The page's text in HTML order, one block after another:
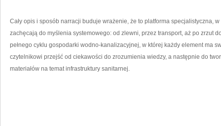
Cały opis i sposób narracji buduje wrażenie, że to platforma specjalistyczna,
zachęcają do myślenia systemowego: od zlewni, przez transport, aż po zrzut
pełnego cyklu gospodarki wodno-kanalizacyjnej, w której każdy element ma
czytelnikowi przejść od ciekawości do zrozumienia wiedzy, a następnie do
materiałów na temat infrastruktury sanitarnej.